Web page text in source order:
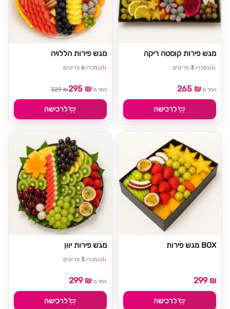
מגש פירות הללויה
נמכרו 6 פריטים
החל מ־295 ₪
329 ₪
לרכישה
מגש פירות קוסטה ריקה
נמכרו 3 פריטים
החל מ־265 ₪
לרכישה
מגש פירות יוון
נמכרו 3 פריטים
החל מ־299 ₪
לרכישה
מגש פירות BOX
299 ₪
לרכישה